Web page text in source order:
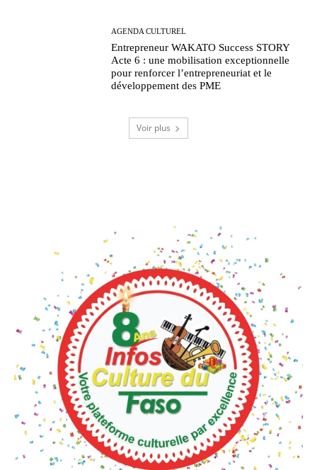
AGENDA CULTUREL
Entrepreneur WAKATO Success STORY
Acte 6 : une mobilisation exceptionnelle
pour renforcer l’entrepreneuriat et le
développement des PME
Voir plus